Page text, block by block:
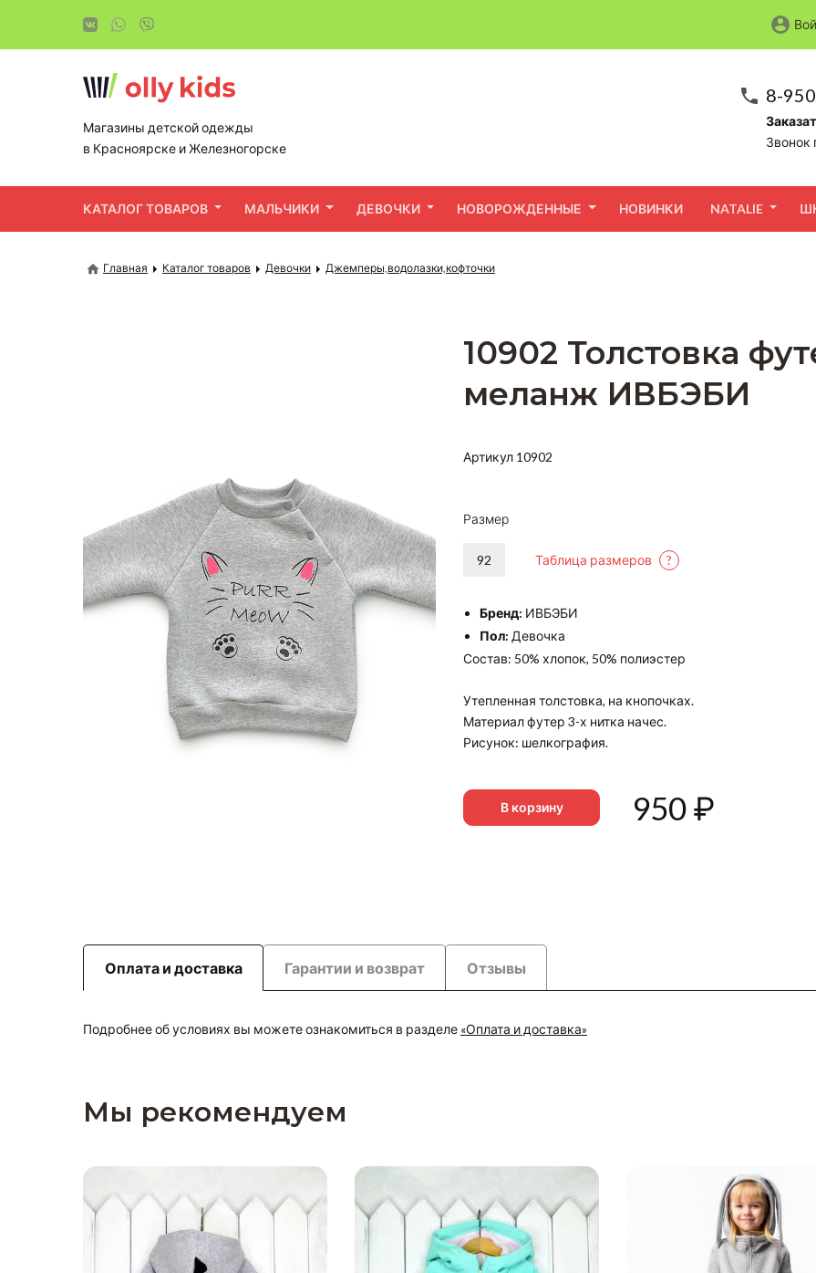
Магазины детской одежды
в Красноярске и Железногорске
8-
Звонок
КАТАЛОГ ТОВАРОВ МАЛЬЧИКИ ДЕВОЧКИ НОВОРОЖДЕННЫЕ НОВИНКИ NATALIE
Главная Каталог товаров Девочки Джемперы,водолазки,кофточки
10902 Толстовка
меланж ИВБЭБИ
Артикул 10902
Размер
92 Таблица размеров ?
Бренд: ИВБЭБИ
Пол: Девочка
Состав: 50% хлопок, 50% полиэстер
Утепленная толстовка, на кнопочках.
Материал футер 3-х нитка начес.
Рисунок: шелкография.
В корзину 950₽
Оплата и доставка Гарантии и возврат Отзывы
Подробнее об условиях вы можете ознакомиться в разделе «Оплата и доставка»
Мы рекомендуем